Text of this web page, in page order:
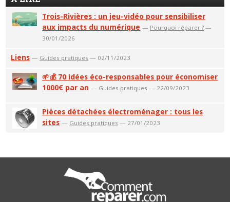
Trois-Rivières : un jeu-vidéo pour sensibiliser
aux impacts du numérique — Pourquoi réparer ? —
30/01/2026
Liens — Guides pratiques — 02/11/2023
🌱💰 70 idées éco-responsables pour économiser
1000€ par an — Guides pratiques — 22/09/2023
Pièces détachées électroménager : tous les
sites — Guides pratiques — 27/01/2023